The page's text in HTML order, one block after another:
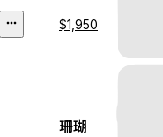
$1,950
珊瑚